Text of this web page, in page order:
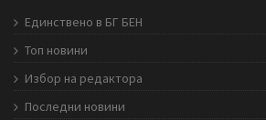
Единствено в БГ БЕН
Топ новини
Избор на редактора
Последни новини